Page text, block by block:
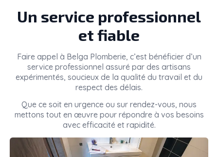
Un service professionnel
et fiable
Faire appel à Belga Plomberie, c’est bénéficier d’un
service professionnel assuré par des artisans
expérimentés, soucieux de la qualité du travail et du
respect des délais.
Que ce soit en urgence ou sur rendez-vous, nous
mettons tout en œuvre pour répondre à vos besoins
avec efficacité et rapidité.